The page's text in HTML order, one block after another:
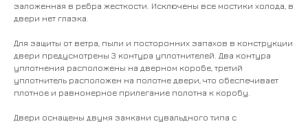
заложенная в ребра жесткости. Исключены все мостики холода, в
двери нет глазка.
Для защиты от ветра, пыли и посторонних запахов в конструкции
двери предусмотрены 3 контура уплотнителей. Два контура
уплотнения расположены на дверном коробе, третий
уплотнитель расположен на полотне двери, что обеспечивает
плотное и равномерное прилегание полотна к коробу.
Двери оснащены двумя замками сувальдного типа с